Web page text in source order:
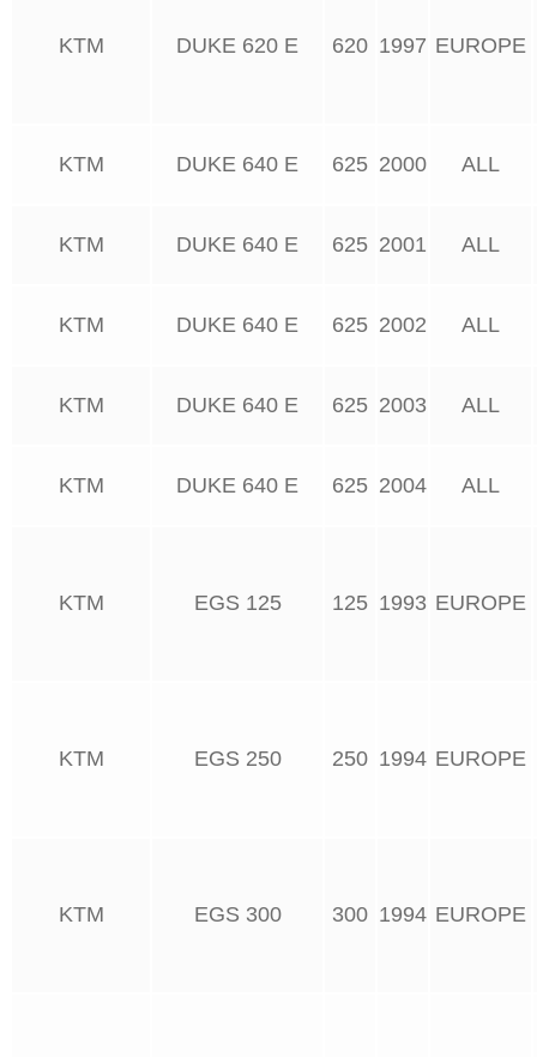
KTM DUKE 620 E 620 1997 EUROPE
KTM DUKE 640 E 625 2000 ALL
KTM DUKE 640 E 625 2001 ALL
KTM DUKE 640 E 625 2002 ALL
KTM DUKE 640 E 625 2003 ALL
KTM DUKE 640 E 625 2004 ALL
KTM EGS 125 125 1993 EUROPE
KTM EGS 250 250 1994 EUROPE
KTM EGS 300 300 1994 EUROPE